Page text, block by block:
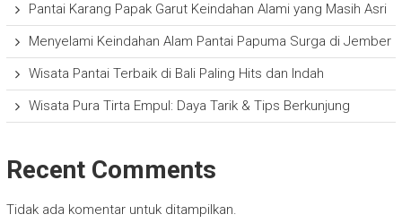
Pantai Karang Papak Garut Keindahan Alami yang Masih Asri
Menyelami Keindahan Alam Pantai Papuma Surga di Jember
Wisata Pantai Terbaik di Bali Paling Hits dan Indah
Wisata Pura Tirta Empul: Daya Tarik & Tips Berkunjung
Recent Comments
Tidak ada komentar untuk ditampilkan.